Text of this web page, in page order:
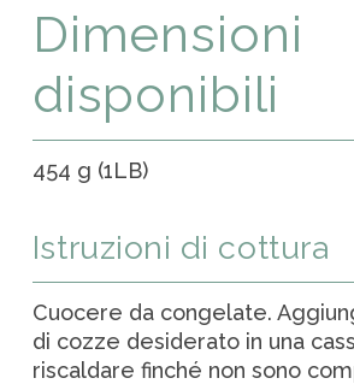
Dimensioni
disponibili
454 g (1LB)
Istruzioni di cottura
Cuocere da congelate.
di cozze desiderato in una
riscaldare finché non sono